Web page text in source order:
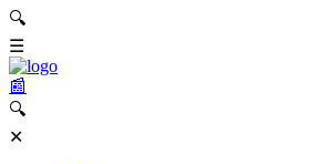
🔍
☰
📰
🔍
✕